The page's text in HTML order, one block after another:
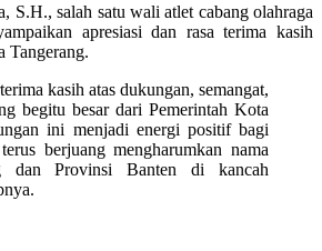
S.H., salah satu wali atlet cabang olahraga
apresiasi dan rasa terima kasih
Tangerang.
kasih atas dukungan, semangat,
begitu besar dari Pemerintah Kota
ini menjadi energi positif bagi
berjuang mengharumkan nama
dan Provinsi Banten di kancah